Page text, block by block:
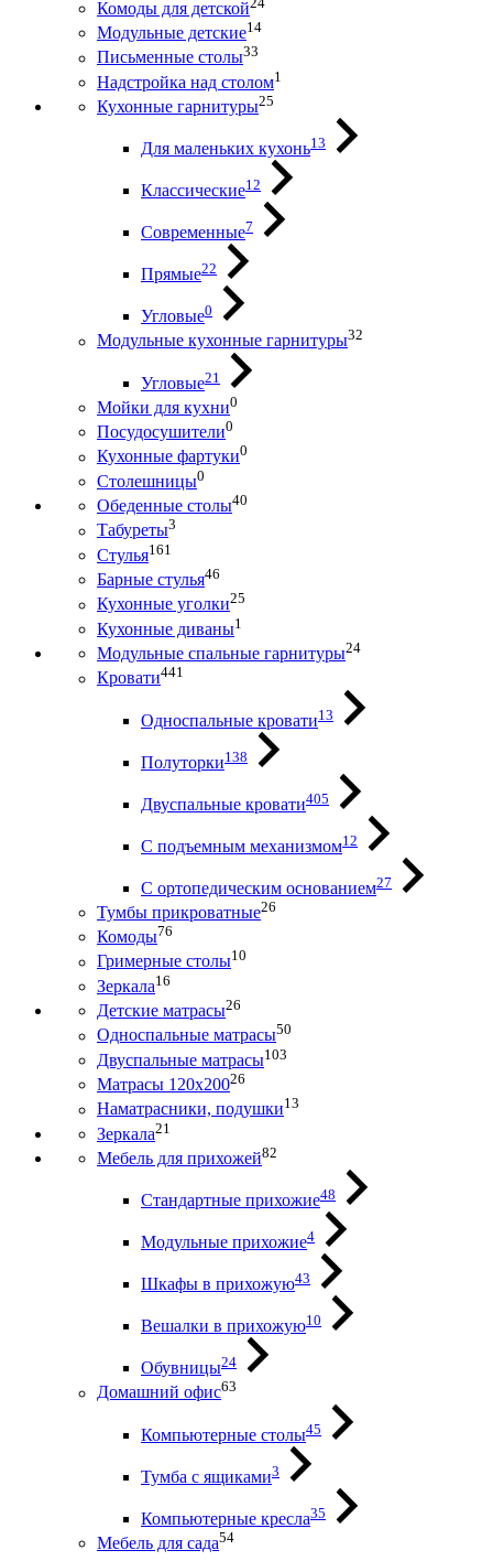
Комоды для детской
Модульные детские14
Письменные столы33
Надстройка над столом1
Кухонные гарнитуры25
Для маленьких кухонь13
Классические12
Современные7
Прямые22
Угловые0
Модульные кухонные гарнитуры32
Угловые21
Мойки для кухни0
Посудосушители0
Кухонные фартуки0
Столешницы0
Обеденные столы40
Табуреты3
Стулья161
Барные стулья46
Кухонные уголки25
Кухонные диваны1
Модульные спальные гарнитуры24
Кровати441
Односпальные кровати13
Полуторки138
Двуспальные кровати405
С подъемным механизмом12
С ортопедическим основанием27
Тумбы прикроватные26
Комоды76
Гримерные столы10
Зеркала16
Детские матрасы26
Односпальные матрасы50
Двуспальные матрасы103
Матрасы 120х20026
Наматрасники, подушки13
Зеркала21
Мебель для прихожей82
Стандартные прихожие48
Модульные прихожие4
Шкафы в прихожую43
Вешалки в прихожую10
Обувницы24
Домашний офис63
Компьютерные столы45
Тумба с ящиками3
Компьютерные кресла35
Мебель для сада54